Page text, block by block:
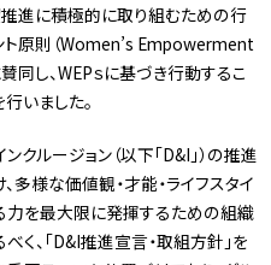
推進に積極的に取り組むための行
ト原則（Women’s Empowerment
同し、WEPｓに基づき行動するこ
いました。
クルージョン（以下「D&I」）の推進
様な価値観・才能・ライフスタイ
力を最大限に発揮するための組織
く、「D&I推進宣言・取組方針」を